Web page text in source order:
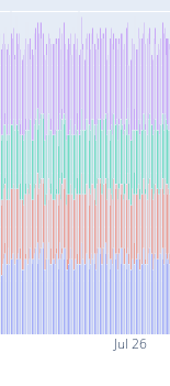
Jul 26